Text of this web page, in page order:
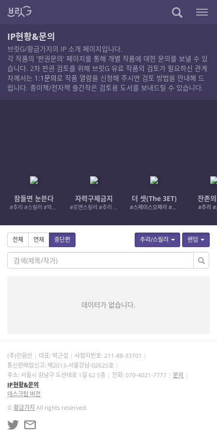
IP현황&문의
브릿G/황금가지의 IP 소개 페이지입니다.
각 작품의 '판권문의' 페이지를 통해 개별 작품에 대한 문의를 보낼 수 있
습니다. 2차 판권 검토를 위해 브릿G 유료 작품의 검토가 필요하신 관계
자께서는 1:1문의로 작품 열람을 신청해 주시면 검토 방법을 안내해 드
립니다. 종이책/전자책 출간작은 검토용 도서를 보내드릴 수 있습니다.
잠들면 눈뜬다
#추리 #스릴러 #악인 #로드레이지
자력구제금지
#로맨스릴러 #추리 #여성서사 #사적제재
더 셋(The 3ET)
#스페이스오페라 #우주활극
잔존
#추리 #
추리/스릴러 랜덤
전체 연재 중단편
데이터가 없습니다.
(주)민음인 대표: 박근섭 사업자번호: 211-88-33701
통신판매업신고: 제2013-서울강남-02625호
주소: 서울시 강남구 도산대로 1길 62 5층
전화: 070-4021-7777
문의
IP현황&문의
데스크탑 버전
©황금가지 All rights reserved.